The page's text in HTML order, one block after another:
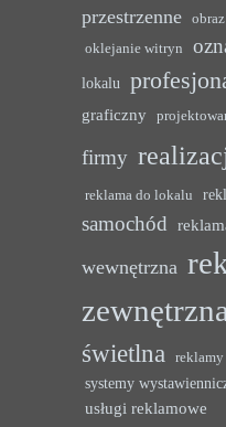
przestrzenne
obraz
oklejanie witryn
lokalu
graficzny
firmy
reklama do lokalu
samochód
wewnętrzna
zewnętrzna
świetlna
reklamy
systemy
usługi reklamowe